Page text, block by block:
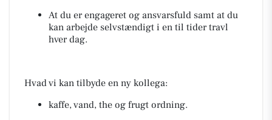
At du er engageret og ansvarsfuld samt at du
kan arbejde selvstændigt i en til tider travl
hver dag.
Hvad vi kan tilbyde en ny kollega:
kaffe, vand, the og frugt ordning.